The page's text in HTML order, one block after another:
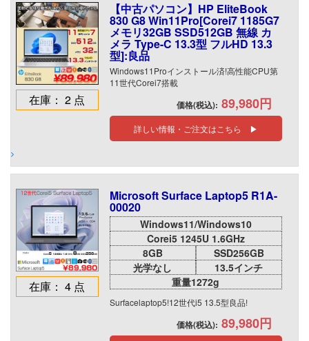
在庫： 2 点
【中古パソコン】HP EliteBook
830 G8 Win11Pro[Corei7 1185G7
メモリ32GB SSD512GB 無線 カ
メラ Type-C 13.3型 フルHD 13.3
型]:良品
Windows11Proインストール済!高性能CPU第
11世代Corei7搭載
価格(税込): 89,980円
詳しい情報・ご注文はこちら ▶
在庫： 4 点
Microsoft Surface Laptop5 R1A-
00020
Windows11/Windows10
Corei5 1245U 1.6GHz
8GB
SSD256GB
光学なし
13.5インチ
重量1272g
Surfacelaptop5!12世代i5 13.5型良品!
価格(税込): 89,980円